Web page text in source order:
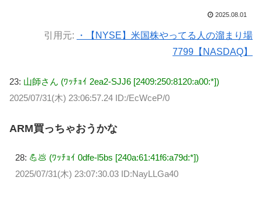
2025.08.01
引用元:
・【NYSE】米国株やってる人の溜まり場
7799【NASDAQ】
23: 山師さん (ﾜｯﾁｮｲ 2ea2-SJJ6 [2409:250:8120:a00:*])
2025/07/31(木) 23:06:57.24 ID:/EcWceP/0
ARM買っちゃおうかな
28: 💪💩 (ﾜｯﾁｮｲ 0dfe-l5bs [240a:61:41f6:a79d:*])
2025/07/31(木) 23:07:30.03 ID:NayLLGa40